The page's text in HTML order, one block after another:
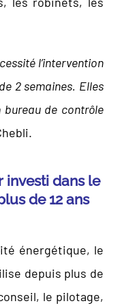
l’intervention
2 semaines. Elles
de contrôle
investi dans le
de 12 ans
énergétique, le
depuis plus de
le pilotage,